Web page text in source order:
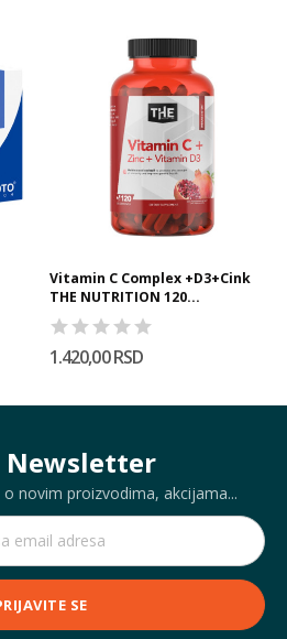
Vitamin C Complex +D3+Cink
THE NUTRITION 120...
1.420,00 RSD
Newsletter
novim proizvodima, akcijama...
SE